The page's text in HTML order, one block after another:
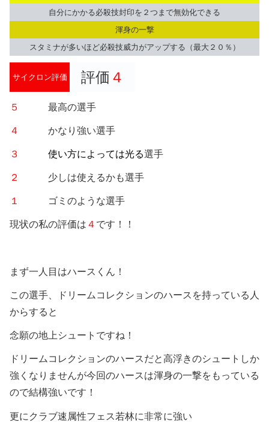
自分にかかる必殺技封印を２つまで無効化できる
渾身の一撃
スタミナが多いほど必殺技威力がアップする（最大２０％）
サイクロン評価 評価 ４
５ 最高の選手
４ かなり強い選手
３ 使い方によっては光る選手
２ 少しは使えるかも選手
１ ゴミのような選手
現状の私の評価は ４ です！！
まず一人目はハースくん！
この選手、ドリームコレクションのハースを持っている人
からすると
念願の地上シュートですね！
ドリームコレクションのハースだと高浮きのシュートしか
強くなりませんが今回のハースは渾身の一撃をもっている
ので結構強いです！
更にクラブ速属性フェス若林に非常に強い